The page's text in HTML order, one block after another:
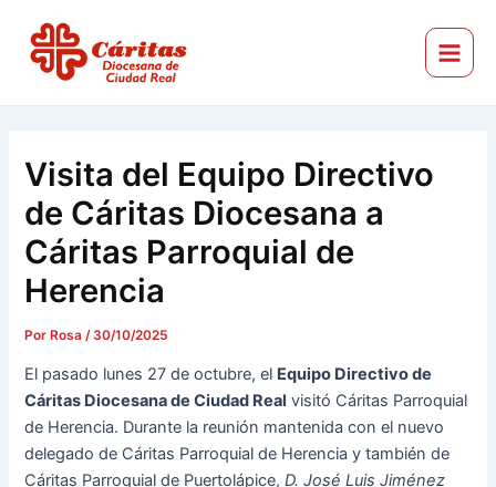
contenido
Menu
Visita del Equipo Directivo
de Cáritas Diocesana a
Cáritas Parroquial de
Herencia
PorRosa / 30/10/2025
El pasado lunes 27 de octubre, el Equipo Directivo de
Cáritas Diocesana de Ciudad Real visitó Cáritas Parroquial
de Herencia. Durante la reunión mantenida con el nuevo
delegado de Cáritas Parroquial de Herencia y también de
Cáritas Parroquial de Puertolápice,D. José Luis Jiménez
entradas